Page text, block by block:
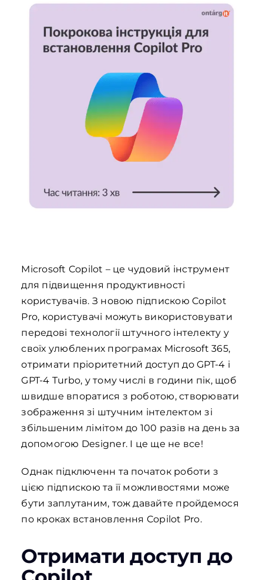
Microsoft Copilot – це чудовий інструмент
для підвищення продуктивності
користувачів. З новою підпискою Copilot
Pro, користувачі можуть використовувати
передові технології штучного інтелекту у
своїх улюблених програмах Microsoft 365,
отримати пріоритетний доступ до GPT-4 і
GPT-4 Turbo, у тому числі в години пік, щоб
швидше впоратися з роботою, створювати
зображення зі штучним інтелектом зі
збільшеним лімітом до 100 разів на день за
допомогою Designer. І це ще не все!
Однак підключенн та початок роботи з
цією підпискою та її можливостями може
бути заплутаним, тож давайте пройдемося
по кроках встановлення Copilot Pro.
Отримати доступ до